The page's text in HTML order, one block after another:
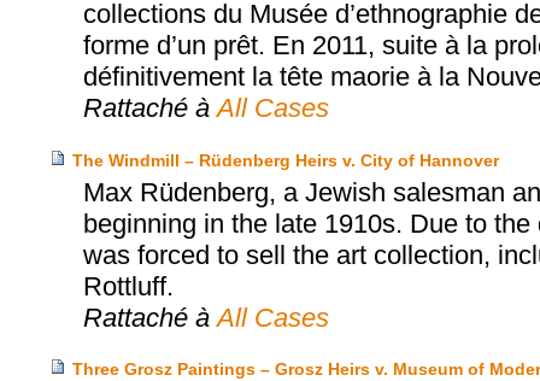
collections du Musée d’ethnographie
forme d’un prêt. En 2011, suite à la
définitivement la tête maorie à la
Rattaché à All Cases
The Windmill – Rüdenberg Heirs v. City of Hannover
Max Rüdenberg, a Jewish salesman
beginning in the late 1910s. Due to
was forced to sell the art collection,
Rottluff.
Rattaché à All Cases
Three Grosz Paintings – Grosz Heirs v. Museum of